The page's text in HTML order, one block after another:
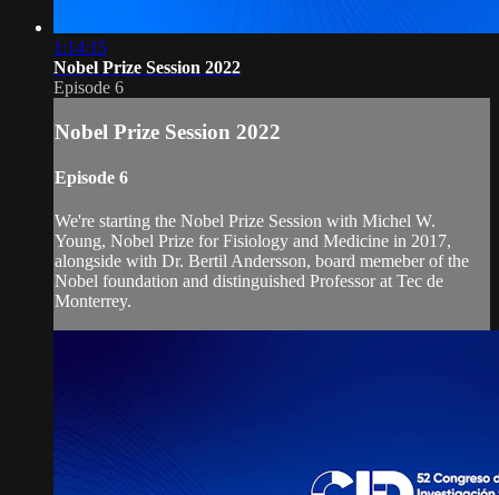
1:14:15
Nobel Prize Session 2022
Episode 6
Nobel Prize Session 2022
Episode 6
We're starting the Nobel Prize Session with Michel W.
Young, Nobel Prize for Fisiology and Medicine in 2017,
alongside with Dr. Bertil Andersson, board memeber of the
Nobel foundation and distinguished Professor at Tec de
Monterrey.